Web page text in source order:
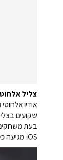
צליל
שקועים
iOS מגיעה כסטנדרט גם כן.